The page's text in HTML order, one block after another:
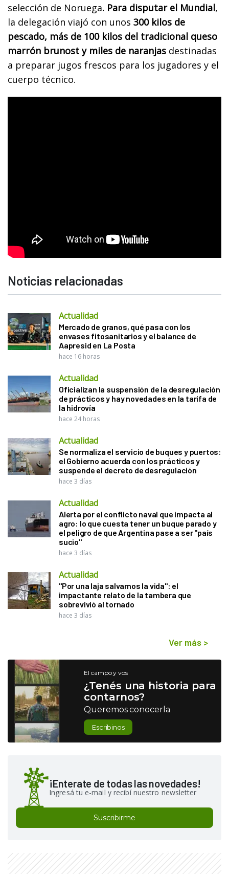
selección de Noruega. Para disputar el Mundial,
la delegación viajó con unos 300 kilos de
pescado, más de 100 kilos del tradicional queso
marrón brunost y miles de naranjas destinadas
a preparar jugos frescos para los jugadores y el
cuerpo técnico.
Noticias relacionadas
Actualidad
Mercado de granos, qué pasa con los
envases fitosanitarios y el balance de
Aapresid en La Posta
hace 16 horas
Actualidad
Oficializan la suspensión de la desregulación
de prácticos y hay novedades en la tarifa de
la hidrovía
hace 24 horas
Actualidad
Se normaliza el servicio de buques y puertos:
el Gobierno acuerda con los prácticos y
suspende el decreto de desregulación
hace 3 días
Actualidad
Alerta por el conflicto naval que impacta al
agro: lo que cuesta tener un buque parado y
el peligro de que Argentina pase a ser "país
sucio"
hace 3 días
Actualidad
"Por una laja salvamos la vida": el
impactante relato de la tambera que
sobrevivió al tornado
hace 3 días
Ver más >
El campo y vos
¿Tenés una historia para
contarnos?
Queremos conocerla
Escribinos
¡Enterate de todas las novedades!
Ingresá tu e-mail y recibí nuestro newsletter
Suscribirme